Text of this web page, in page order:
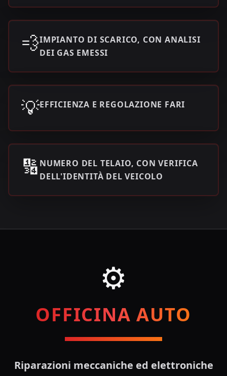
💨IMPIANTO DI SCARICO, CON ANALISI
DEI GAS EMESSI
💡EFFICIENZA E REGOLAZIONE FARI
🔢 NUMERO DEL TELAIO, CON VERIFICA
DELL'IDENTITÀ DEL VEICOLO
⚙️
OFFICINA AUTO
Riparazioni meccaniche ed elettroniche